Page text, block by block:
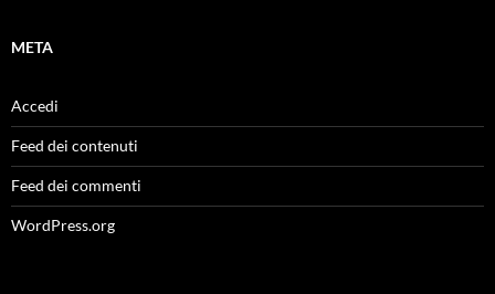
META
Accedi
Feed dei contenuti
Feed dei commenti
WordPress.org